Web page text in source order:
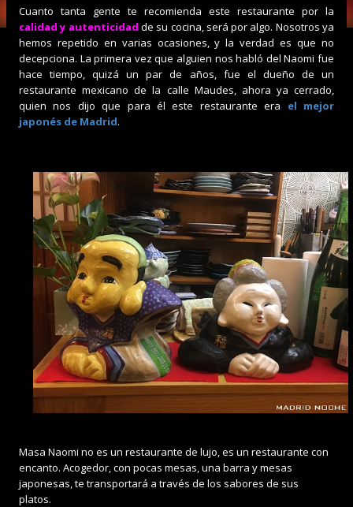
Cuanto tanta gente te recomienda este restaurante por la
calidad y autenticidad de su cocina, será por algo. Nosotros ya
hemos repetido en varias ocasiones, y la verdad es que no
decepciona. La primera vez que alguien nos habló del Naomi fue
hace tiempo, quizá un par de años, fue el dueño de un
restaurante mexicano de la calle Maudes, ahora ya cerrado,
quien nos dijo que para él este restaurante era el mejor
japonés de Madrid.
Masa Naomi no es un restaurante de lujo, es un restaurante con
encanto. Acogedor, con pocas mesas, una barra y mesas
japonesas, te transportará a través de los sabores de sus
platos.